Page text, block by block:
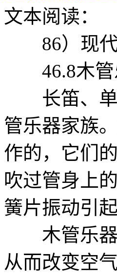
文本阅读：
86）现代
46.8木管
长笛、单
管乐器家族
作的，它们
吹过管身上
簧片振动引
木管乐器
从而改变空